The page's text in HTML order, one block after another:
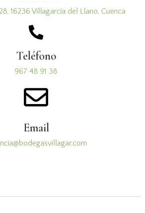
16236 Villagarcía del Llano, Cuenca
Teléfono
967 48 91 38
Email